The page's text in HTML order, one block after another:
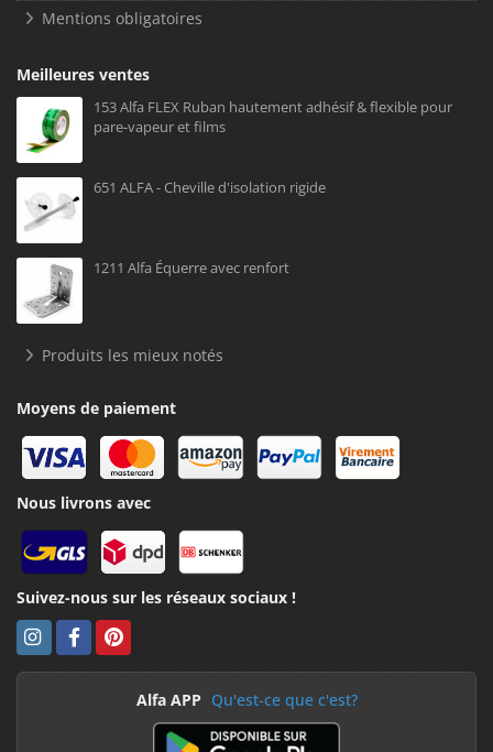
Mentions obligatoires
Meilleures ventes
153 Alfa FLEX Ruban hautement adhésif & flexible pour
pare-vapeur et films
651 ALFA - Cheville d'isolation rigide
1211 Alfa Équerre avec renfort
Produits les mieux notés
Moyens de paiement
Nous livrons avec
Suivez-nous sur les réseaux sociaux !
Alfa APP Qu'est-ce que c'est?